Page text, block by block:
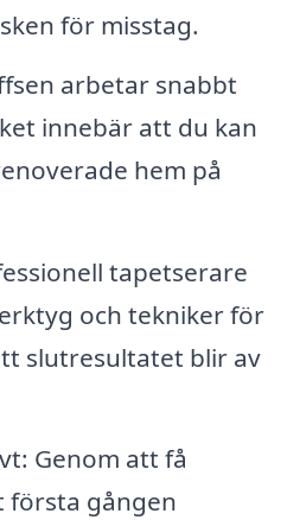
för misstag.
arbetar snabbt
innebär att du kan
hem på
tapetserare
och tekniker för
slutresultatet blir av
Genom att få
gången